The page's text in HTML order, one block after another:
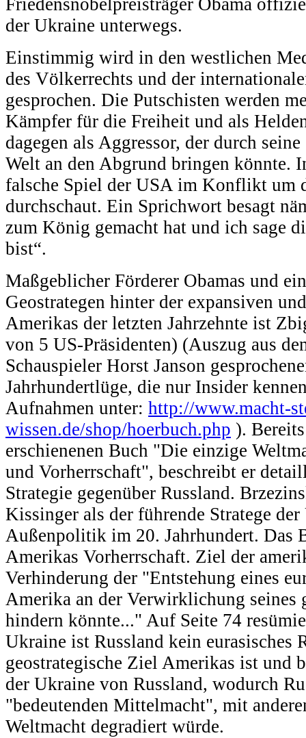
Friedensnobelpreisträger Obama
der Ukraine unterwegs.
Einstimmig wird in den westlichen
des Völkerrechts und der
gesprochen. Die Putschisten werden
Kämpfer für die Freiheit und als
dagegen als Aggressor, der durch
Welt an den Abgrund bringen könnte.
falsche Spiel der USA im Konflikt um
durchschaut. Ein Sprichwort besagt
zum König gemacht hat und ich sage
bist“.
Maßgeblicher Förderer Obamas und
Geostrategen hinter der expansiven
Amerikas der letzten Jahrzehnte ist
von 5 US-Präsidenten) (Auszug aus
Schauspieler Horst Janson
Jahrhundertlüge, die nur Insider
Aufnahmen unter: http://www.macht-
wissen.de/shop/hoerbuch.php ).
erschienenen Buch "Die einzige
und Vorherrschaft", beschreibt er
Strategie gegenüber Russland.
Kissinger als der führende Stratege
Außenpolitik im 20. Jahrhundert. Das
Amerikas Vorherrschaft. Ziel der
Verhinderung der "Entstehung eines
Amerika an der Verwirklichung seines
hindern könnte..." Auf Seite 74
Ukraine ist Russland kein eurasisches
geostrategische Ziel Amerikas ist und
der Ukraine von Russland, wodurch
"bedeutenden Mittelmacht", mit
Weltmacht degradiert würde.